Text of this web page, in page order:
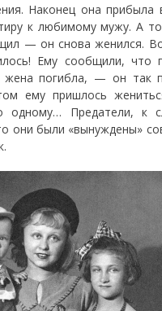
Наконец она прибыла
к любимому мужу. А
— он снова женился.
Ему сообщили, что
жена погибла, — он так
ему пришлось
одному… Предатели, к
они были «вынуждены»